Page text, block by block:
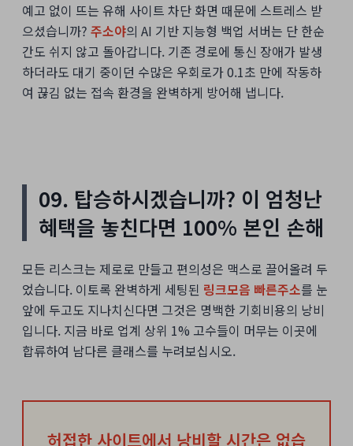
예고 없이 뜨는 유해 사이트 차단 화면 때문에 스트레스 받
으셨습니까? 주소야의 AI 기반 지능형 백업 서버는 단 한순
간도 쉬지 않고 돌아갑니다. 기존 경로에 통신 장애가 발생
하더라도 대기 중이던 수많은 우회로가 0.1초 만에 작동하
여 끊김 없는 접속 환경을 완벽하게 방어해 냅니다.
09. 탑승하시겠습니까? 이 엄청난
혜택을 놓친다면 100% 본인 손해
모든 리스크는 제로로 만들고 편의성은 맥스로 끌어올려 두
었습니다. 이토록 완벽하게 세팅된 링크모음 빠른주소를 눈
앞에 두고도 지나치신다면 그것은 명백한 기회비용의 낭비
입니다. 지금 바로 업계 상위 1% 고수들이 머무는 이곳에
합류하여 남다른 클래스를 누려보십시오.
허접한 사이트에서 낭비할 시간은 없습